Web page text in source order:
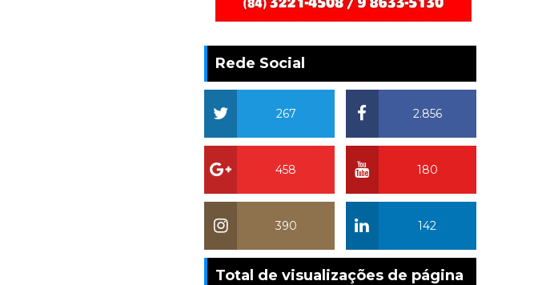
Rede Social
2.856
267
180
458
142
390
Total de visualizações de página